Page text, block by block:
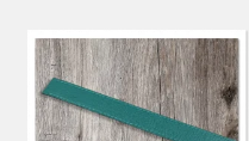
plusieurs
variations.
Les